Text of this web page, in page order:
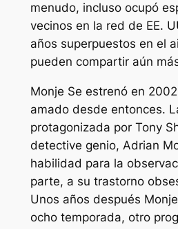
menudo, incluso ocupó
vecinos en la red de EE.
años superpuestos en el
pueden compartir aún
Monje Se estrenó en
amado desde entonces.
protagonizada por Tony
detective genio, Adrian
habilidad para la
parte, a su trastorno
Unos años después Monje
ocho temporada, otro